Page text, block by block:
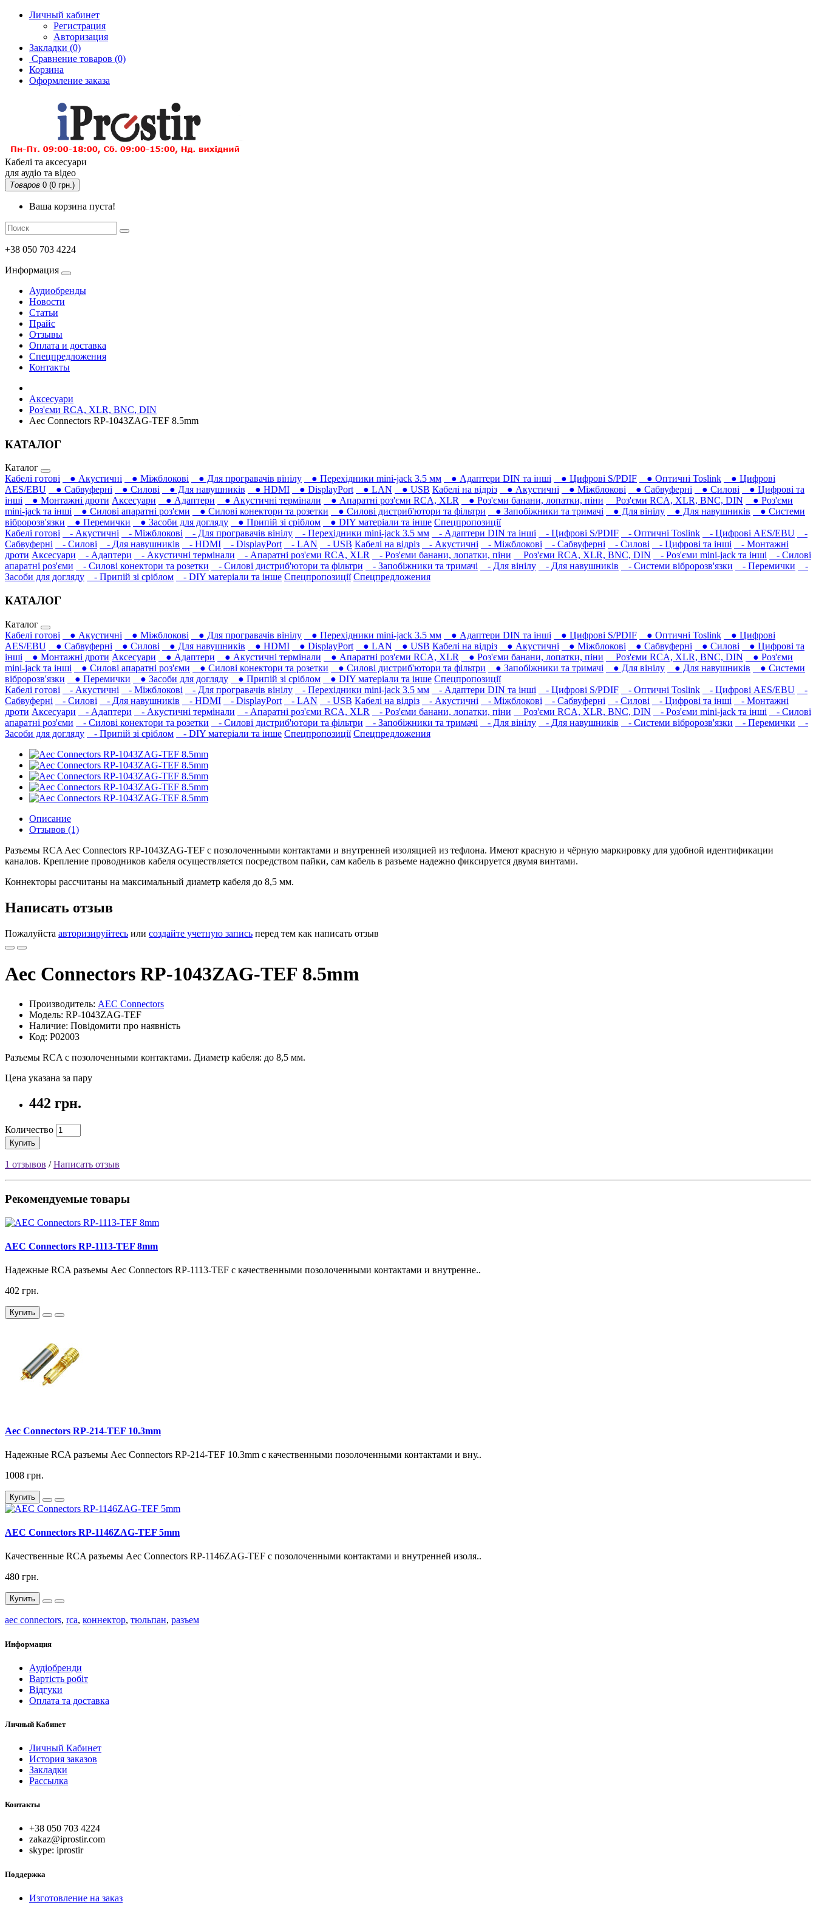
Личный кабинет
Регистрация
Авторизация
Закладки (0)
Сравнение товаров (0)
Корзина
Оформление заказа
Кабелі та аксесуари
для аудіо та відео
Товаров 0 (0 грн.)
Ваша корзина пуста!
+38 050 703 4224
Информация
Аудиобренды
Новости
Статьи
Прайс
Отзывы
Оплата и доставка
Спецпредложения
Контакты
Аксесуари
Роз'єми RCA, XLR, BNC, DIN
Aec Connectors RP-1043ZAG-TEF 8.5mm
КАТАЛОГ
Каталог
Кабелі готові
● Акустичні ● Міжблокові ● Для програвачів вінілу ● Перехідники mini-jack 3.5 мм ● Адаптери DIN та інші ● Цифрові S/PDIF ● Оптичні Toslink
● Цифрові
AES/EBU
● Сабвуферні ● Силові ● Для навушників‎ ● HDMI ● DisplayPort ● LAN ● USB Кабелі на відріз ● Акустичні ● Міжблокові ● Сабвуферні ● Силові
● Цифрові та
інші
● Монтажні дроти Аксесуари ● Адаптери ● Акустичні термінали ● Апаратні роз'єми RCA, XLR ● Роз'єми банани, лопатки, піни Роз'єми RCA, XLR, BNC, DIN
● Роз'єми
mini-jack та інші
● Силові апаратні роз'єми ● Силові конектори та розетки ● Силові дистриб'ютори та фільтри ● Запобіжники та тримачі ● Для вінілу ● Для навушників‎
● Системи
вібророзв'язки
● Перемички ● Засоби для догляду ● Припій зі сріблом ● DIY матеріали та інше Спецпропозиції
Кабелі готові
- Акустичні - Міжблокові - Для програвачів вінілу - Перехідники mini-jack 3.5 мм - Адаптери DIN та інші - Цифрові S/PDIF - Оптичні Toslink - Цифрові AES/EBU
-
Сабвуферні
- Силові - Для навушників‎ - HDMI - DisplayPort - LAN - USB Кабелі на відріз - Акустичні - Міжблокові - Сабвуферні - Силові - Цифрові та інші
- Монтажні
дроти Аксесуари - Адаптери - Акустичні термінали - Апаратні роз'єми RCA, XLR - Роз'єми банани, лопатки, піни Роз'єми RCA, XLR, BNC, DIN - Роз'єми mini-jack та інші
- Силові
апаратні роз'єми
- Силові конектори та розетки - Силові дистриб'ютори та фільтри - Запобіжники та тримачі - Для вінілу - Для навушників‎ - Системи вібророзв'язки - Перемички
-
Засоби для догляду
- Припій зі сріблом - DIY матеріали та інше Спецпропозиції Спецпредложения
КАТАЛОГ
Каталог
Кабелі готові
● Акустичні ● Міжблокові ● Для програвачів вінілу ● Перехідники mini-jack 3.5 мм ● Адаптери DIN та інші ● Цифрові S/PDIF ● Оптичні Toslink
● Цифрові
AES/EBU
● Сабвуферні ● Силові ● Для навушників‎ ● HDMI ● DisplayPort ● LAN ● USB Кабелі на відріз ● Акустичні ● Міжблокові ● Сабвуферні ● Силові
● Цифрові та
інші
● Монтажні дроти Аксесуари ● Адаптери ● Акустичні термінали ● Апаратні роз'єми RCA, XLR ● Роз'єми банани, лопатки, піни Роз'єми RCA, XLR, BNC, DIN
● Роз'єми
mini-jack та інші
● Силові апаратні роз'єми ● Силові конектори та розетки ● Силові дистриб'ютори та фільтри ● Запобіжники та тримачі ● Для вінілу ● Для навушників‎
● Системи
вібророзв'язки
● Перемички ● Засоби для догляду ● Припій зі сріблом ● DIY матеріали та інше Спецпропозиції
Кабелі готові
- Акустичні - Міжблокові - Для програвачів вінілу - Перехідники mini-jack 3.5 мм - Адаптери DIN та інші - Цифрові S/PDIF - Оптичні Toslink - Цифрові AES/EBU
-
Сабвуферні
- Силові - Для навушників‎ - HDMI - DisplayPort - LAN - USB Кабелі на відріз - Акустичні - Міжблокові - Сабвуферні - Силові - Цифрові та інші
- Монтажні
дроти Аксесуари - Адаптери - Акустичні термінали - Апаратні роз'єми RCA, XLR - Роз'єми банани, лопатки, піни Роз'єми RCA, XLR, BNC, DIN - Роз'єми mini-jack та інші
- Силові
апаратні роз'єми
- Силові конектори та розетки - Силові дистриб'ютори та фільтри - Запобіжники та тримачі - Для вінілу - Для навушників‎ - Системи вібророзв'язки - Перемички
-
Засоби для догляду
- Припій зі сріблом - DIY матеріали та інше Спецпропозиції Спецпредложения
Описание
Отзывов (1)
Разъемы RCA Aec Connectors RP-1043ZAG-TEF с позолоченными контактами и внутренней изоляцией из тефлона. Имеют красную и чёрную маркировку для удобной идентификации
каналов. Крепление проводников кабеля осуществляется посредством пайки, сам кабель в разъеме надежно фиксируется двумя винтами.
Коннекторы рассчитаны на максимальный диаметр кабеля до 8,5 мм.
Написать отзыв
Пожалуйста авторизируйтесь или создайте учетную запись перед тем как написать отзыв
Aec Connectors RP-1043ZAG-TEF 8.5mm
Производитель: AEC Connectors
Модель: RP-1043ZAG-TEF
Наличие: Повідомити про наявність
Код: P02003
Разъемы RCA с позолоченными контактами. Диаметр кабеля: до 8,5 мм.
Цена указана за пару
442 грн.
Количество
Купить
1 отзывов /Написать отзыв
Рекомендуемые товары
AEC Connectors RP-1113-TEF 8mm
Надежные RCA разъемы Aec Connectors RP-1113-TEF с качественными позолоченными контактами и внутренне..
402 грн.
Купить
Aec Connectors RP-214-TEF 10.3mm
Надежные RCA разъемы Aec Connectors RP-214-TEF 10.3mm с качественными позолоченными контактами и вну..
1008 грн.
Купить
AEC Connectors RP-1146ZAG-TEF 5mm
Качественные RCA разъемы Aec Connectors RP-1146ZAG-TEF с позолоченными контактами и внутренней изоля..
480 грн.
Купить
aec connectors, rca, коннектор, тюльпан, разъем
Информация
Аудіобренди
Вартість робіт
Відгуки
Оплата та доставка
Личный Кабинет
Личный Кабинет
История заказов
Закладки
Рассылка
Контакты
+38 050 703 4224
zakaz@iprostir.com
skype: iprostir
Поддержка
Изготовление на заказ